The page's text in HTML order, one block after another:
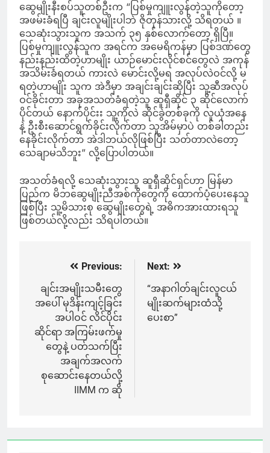
ဆွေမျိုးနီးစပ်သူတစ်ဦးက “ပြစ်မှုကျူးလွန်တဲ့သူကိုတော့
အဖမ်းခံရပြီ ချင်းလူမျိုးပါဘဲ ဇိုတုန်သားလို့ သိရတယ် ။
သေဆုံးသွားသူက အသက် ၃၅ နှစ်လောက်တော့ ရှိပြီ။
ပြစ်မှုကျူးလွန်သူက အရင်က အမေရိကန်မှာ ပြစ်ဒဏ်တွေ
နည်းနည်းထိတဲ့ဟာမျိုး ယာဉ်မောင်းလိုင်စင်တွေလဲ အကုန်
အသိမ်းခံရတယ် ကားလဲ မောင်းလို့မရ အလုပ်လဲဝင်လို့ မ
ရတဲ့ဟာမျိုး သူက အဲဒီမှာ အချင်းချင်းဆိုပြီး သူ့ဆီအလုပ်
ဝင်ခိုင်းတာ အခုအသတ်ခံရတဲ့သူ ဆူရှီဆိုင် ၃ ဆိုင်လောက်
ပိုင်တယ် နောက်ပိုင်းး သူ့ကိုလဲ ဆိုင်ခွဲတစ်ခုကို လူယုံအနေ
နဲ့ ဦးစီးဆောင်ရွက်ခိုင်းလိုက်တာ သူအိမ်မှာပဲ တစ်ခါတည်း
နေခိုင်းလိုက်တာ အဲဒါဘယ်လိုဖြစ်ပြီး သတ်တာလဲတော့
သေချာမသိဘူး” လို့ပြောပါတယ်။
အသတ်ခံရလို့ သေဆုံးသွားသူ ဆူရှီဆိုင်ရှင်ဟာ မြန်မာ
ပြည်က မိဘဆွေမျိုးညီအစ်ကိုတွေကို ထောက်ပံ့ပေးနေသူ
ဖြစ်ပြီး သူ့မိသားစု ဆွေမျိုးတွေရဲ့ အဓိကအားထားရသူ
ဖြစ်တယ်လို့လည်း သိရပါတယ်။
navigation
Previous:
ချင်းအမျိုးသမီးတွေ
အပေါ် မုဒိန်းကျင့်ခြင်း
အပါဝင် လိင်ပိုင်း
ဆိုင်ရာ အကြမ်းဖက်မှု
တွေနဲ့ ပတ်သက်ပြီး
အချက်အလက်
စုဆောင်းနေတယ်လို့
IIMM က ဆို
Next:
“အနာဂါတ်ချင်းလူငယ်
မျိုးဆက်များထံသို့
ပေးစာ”